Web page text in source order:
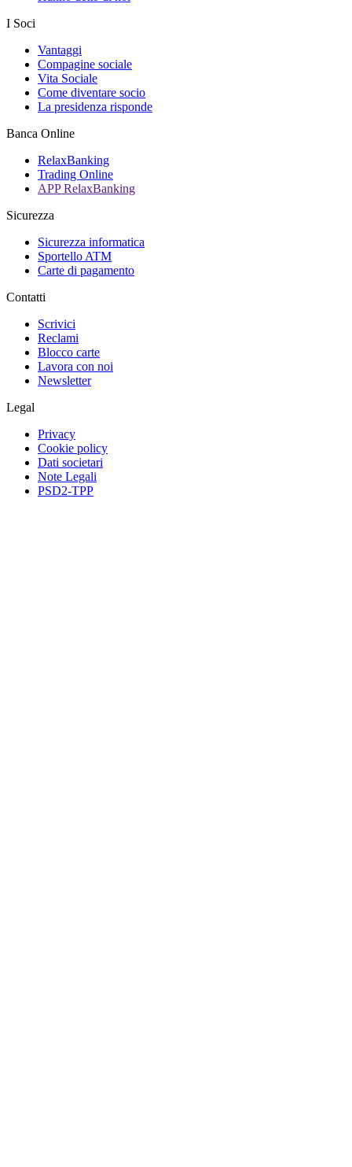
I Soci
Vantaggi
Compagine sociale
Vita Sociale
Come diventare socio
La presidenza risponde
Banca Online
RelaxBanking
Trading Online
APP RelaxBanking
Sicurezza
Sicurezza informatica
Sportello ATM
Carte di pagamento
Contatti
Scrivici
Reclami
Blocco carte
Lavora con noi
Newsletter
Legal
Privacy
Cookie policy
Dati societari
Note Legali
PSD2-TPP